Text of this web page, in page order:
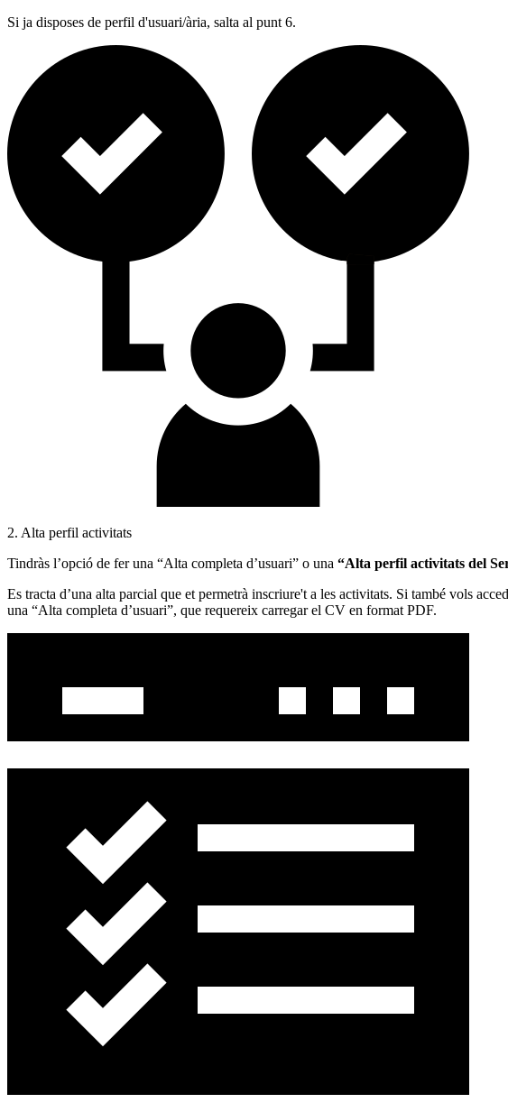
Si ja disposes de perfil d'usuari/ària, salta al punt 6.
2. Alta perfil activitats
Tindràs l’opció de fer una “Alta completa d’usuari” o una “Alta perfil activitats del
Es tracta d’una alta parcial que et permetrà inscriure't a les activitats. Si també vols
una “Alta completa d’usuari”, que requereix carregar el CV en format PDF.